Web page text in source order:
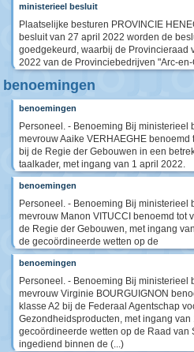
ministerieel besluit
Plaatselijke besturen PROVINCIE
besluit van 27 april 2022 worden de
goedgekeurd, waarbij de Provincieraad
2022 van de Provinciebedrijven "Arc-
benoemingen
benoemingen
Personeel. - Benoeming Bij ministerieel
mevrouw Aaike VERHAEGHE benoemd
bij de Regie der Gebouwen in een
taalkader, met ingang van 1 april 2022.
benoemingen
Personeel. - Benoeming Bij ministerieel
mevrouw Manon VITUCCI benoemd tot
de Regie der Gebouwen, met ingang
de gecoördineerde wetten op de
benoemingen
Personeel. - Benoeming Bij ministerieel
mevrouw Virginie BOURGUIGNON
klasse A2 bij de Federaal Agentschap
Gezondheidsproducten, met ingang
gecoördineerde wetten op de Raad van
ingediend binnen de (...)